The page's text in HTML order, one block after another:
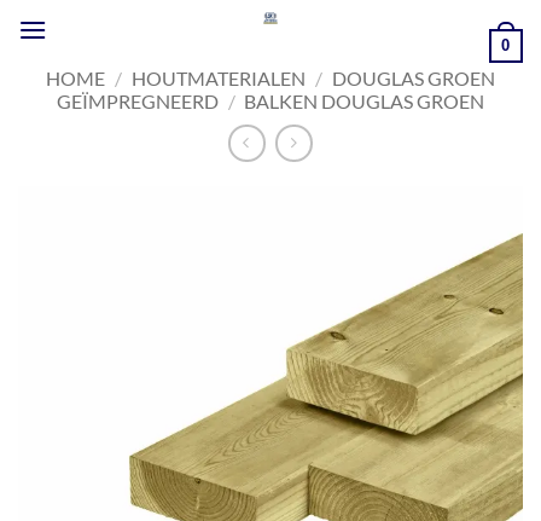
naar
inhoud
0
HOME / HOUTMATERIALEN / DOUGLAS GROEN
GEÏMPREGNEERD / BALKEN DOUGLAS GROEN